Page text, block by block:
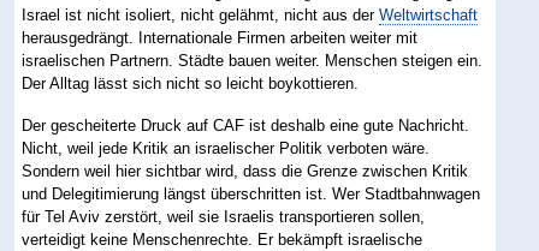
Israel ist nicht isoliert, nicht gelähmt, nicht aus derWeltwirtschaft
herausgedrängt. Internationale Firmen arbeiten weiter mit
israelischen Partnern. Städte bauen weiter. Menschen steigen ein.
Der Alltag lässt sich nicht so leicht boykottieren.
Der gescheiterte Druck auf CAF ist deshalb eine gute Nachricht.
Nicht, weil jede Kritik an israelischer Politik verboten wäre.
Sondern weil hier sichtbar wird, dass die Grenze zwischen Kritik
und Delegitimierung längst überschritten ist. Wer Stadtbahnwagen
für Tel Aviv zerstört, weil sie Israelis transportieren sollen,
verteidigt keine Menschenrechte. Er bekämpft israelische